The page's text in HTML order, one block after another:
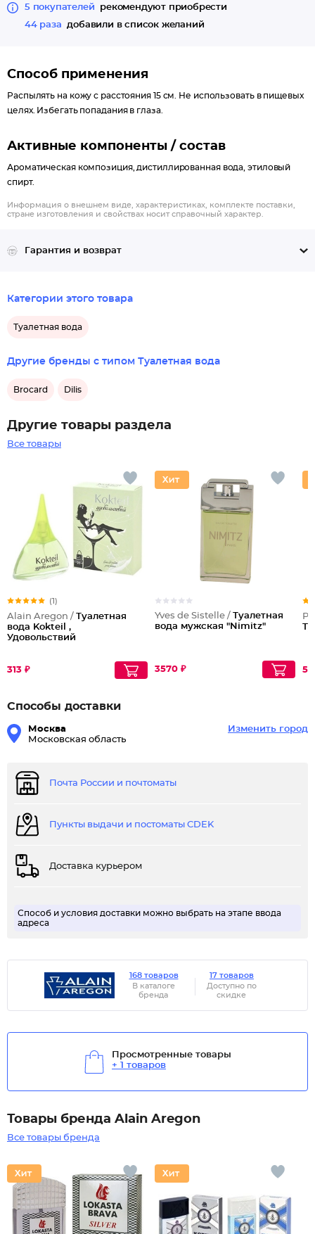
5 покупателей
рекомендуют приобрести
44 раза
добавили в список желаний
Способ применения
Распылять на кожу с расстояния 15 см. Не использовать в пищевых
целях. Избегать попадания в глаза.
Активные компоненты / состав
Ароматическая композиция, дистиллированная вода, этиловый
спирт.
Информация о внешнем виде, характеристиках, комплекте поставки,
стране изготовления и свойствах носит справочный характер.
Гарантия и возврат
Категории этого товара
Туалетная вода
Другие бренды с типом Туалетная вода
Brocard Dilis
Другие товары раздела
Все товары
(1)
Alain Aregon / Туалетная
вода Kokteil ,
Удовольствий
313 ₽
Yves de Sistelle / Туалетная
вода мужская "Nimitz"
3570 ₽
Способы доставки
Москва
Московская область
Изменить город
Почта России и почтоматы
Пункты выдачи и постоматы CDEK
Доставка курьером
Способ и условия доставки можно выбрать на этапе ввода
адреса
168 товаров
В каталоге
бренда
17 товаров
Доступно по
скидке
Просмотренные товары
+ 1 товаров
Товары бренда Alain Aregon
Все товары бренда